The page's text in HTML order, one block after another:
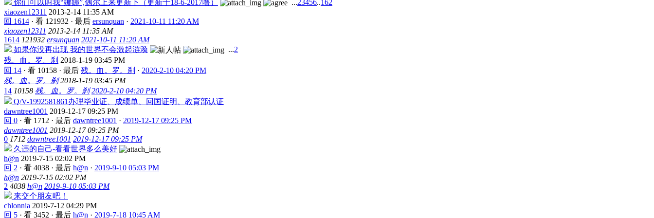
你们可以叫我“娜娜”,偶尔上来更新下（更新于18-6-2017噜）
...23456..162
xiaozen12311 2013-2-14 11:35 AM
回 1614 · 看 121932 · 最后 ersunquan · 2021-10-11 11:20 AM
xiaozen12311 2013-2-14 11:35 AM
1614 121932 ersunquan 2021-10-11 11:20 AM
如果你没再出现 我的世界不会激起涟漪
...2
残。血。罗。刹 2018-1-19 03:45 PM
回 14 · 看 10158 · 最后 残。血。罗。刹 · 2020-2-10 04:20 PM
残。血。罗。刹 2018-1-19 03:45 PM
14 10158 残。血。罗。刹 2020-2-10 04:20 PM
Q/V-1992581861办理毕业证、成绩单、回国证明、教育部认证
dawntree1001 2019-12-17 09:25 PM
回 0 · 看 1712 · 最后 dawntree1001 · 2019-12-17 09:25 PM
dawntree1001 2019-12-17 09:25 PM
0 1712 dawntree1001 2019-12-17 09:25 PM
久违的自己-看看世界多么美好
h@n 2019-7-15 02:02 PM
回 2 · 看 4038 · 最后 h@n · 2019-9-10 05:03 PM
h@n 2019-7-15 02:02 PM
2 4038 h@n 2019-9-10 05:03 PM
来交个朋友吧！
chlonnia 2019-7-12 04:29 PM
回 5 · 看 3452 · 最后 h@n · 2019-7-18 10:45 AM